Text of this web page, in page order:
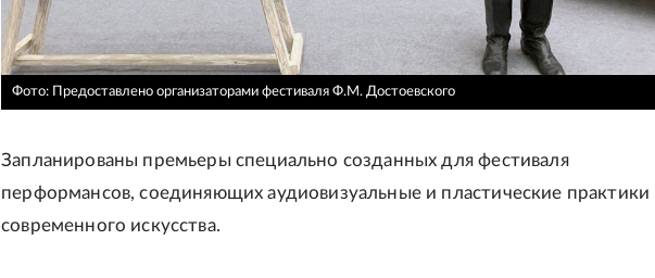
Фото: Предоставлено организаторами фестиваля Ф.М. Достоевского
Запланированы премьеры специально созданных для фестиваля
перформансов, соединяющих аудиовизуальные и пластические практики
современного искусства.